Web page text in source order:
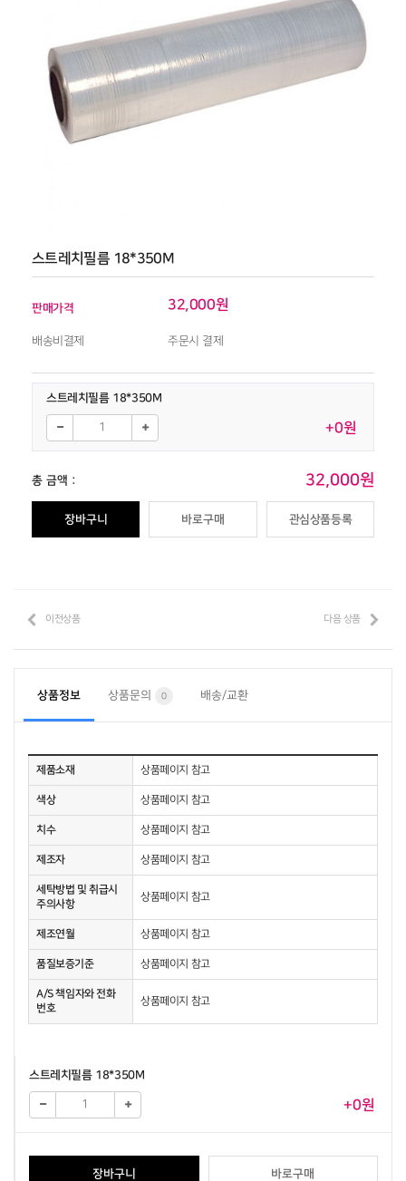
스트레치필름 18*350M
판매가격 32,000원
배송비결제 주문시 결제
스트레치필름 18*350M
+0원
총 금액 : 32,000원
장바구니 바로구매 관심상품등록
이전상품 다음 상품
상품정보 상품문의 0 배송/교환
제품소재 상품페이지 참고
색상 상품페이지 참고
치수 상품페이지 참고
제조자 상품페이지 참고
세탁방법 및 취급시
주의사항
상품페이지 참고
제조연월 상품페이지 참고
품질보증기준 상품페이지 참고
A/S 책임자와 전화
번호
상품페이지 참고
스트레치필름 18*350M
+0원
장바구니 바로구매